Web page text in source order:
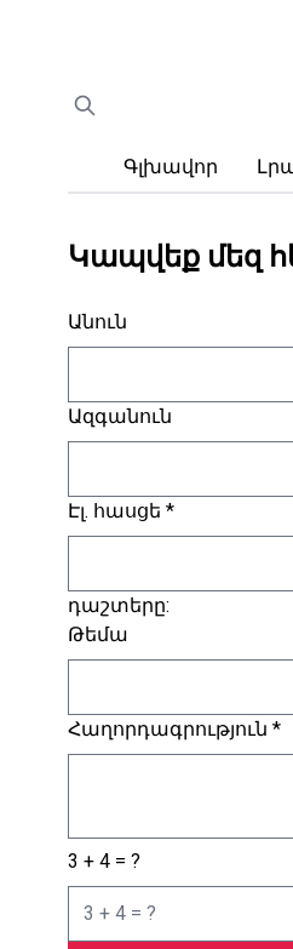
Գլխավոր
Կապվեք մեզ
Անուն
Ազգանուն
Էլ. հասցե *
դաշտերը:
Թեմա
Հաղորդագրություն *
3 + 4 = ?